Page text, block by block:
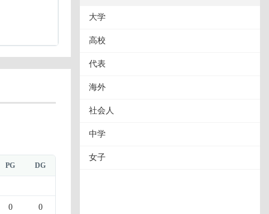
PG DG
0 0
大学
高校
代表
海外
社会人
中学
女子